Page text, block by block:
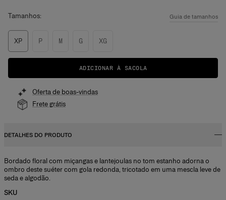
Tamanhos: Guia de tamanhos
XP P M G XG
ADICIONAR À SACOLA
Oferta de boas-vindas
Frete grátis
DETALHES DO PRODUTO
Bordado floral com miçangas e lantejoulas no tom estanho adorna o
ombro deste suéter com gola redonda, tricotado em uma mescla leve de
seda e algodão.
SKU